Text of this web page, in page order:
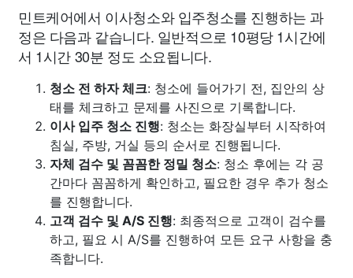
민트케어에서 이사청소와 입주청소를 진행하는 과
정은 다음과 같습니다. 일반적으로 10평당 1시간에
서 1시간 30분 정도 소요됩니다.
청소 전 하자 체크: 청소에 들어가기 전, 집안의 상
태를 체크하고 문제를 사진으로 기록합니다.
이사 입주 청소 진행: 청소는 화장실부터 시작하여
침실, 주방, 거실 등의 순서로 진행됩니다.
자체 검수 및 꼼꼼한 정밀 청소: 청소 후에는 각 공
간마다 꼼꼼하게 확인하고, 필요한 경우 추가 청소
를 진행합니다.
고객 검수 및 A/S 진행: 최종적으로 고객이 검수를
하고, 필요 시 A/S를 진행하여 모든 요구 사항을 충
족합니다.